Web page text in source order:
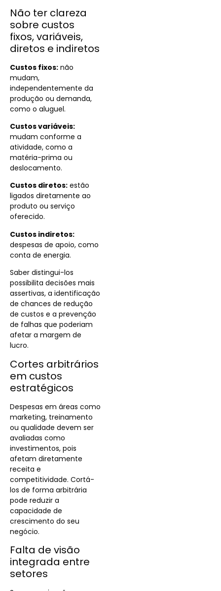
Não ter clareza
sobre custos
fixos, variáveis,
diretos e indiretos
Custos fixos: não
mudam,
independentemente da
produção ou demanda,
como o aluguel.
Custos variáveis:
mudam conforme a
atividade, como a
matéria-prima ou
deslocamento.
Custos diretos: estão
ligados diretamente ao
produto ou serviço
oferecido.
Custos indiretos:
despesas de apoio, como
conta de energia.
Saber distingui-los
possibilita decisões mais
assertivas, a identificação
de chances de redução
de custos e a prevenção
de falhas que poderiam
afetar a margem de
lucro.
Cortes arbitrários
em custos
estratégicos
Despesas em áreas como
marketing, treinamento
ou qualidade devem ser
avaliadas como
investimentos, pois
afetam diretamente
receita e
competitividade. Cortá-
los de forma arbitrária
pode reduzir a
capacidade de
crescimento do seu
negócio.
Falta de visão
integrada entre
setores